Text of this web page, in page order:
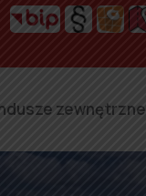
zewnętrzne